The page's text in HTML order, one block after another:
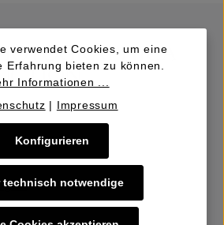
verwendet Cookies, um eine
Erfahrung bieten zu können.
Informationen ...
| Impressum
technisch notwendige
Konfigurieren